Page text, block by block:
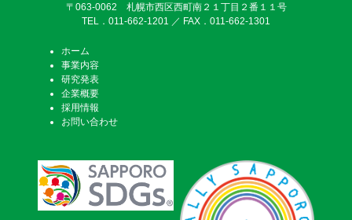
〒063-0062 札幌市西区西町南２１丁目２番１１号
TEL．011-662-1201 ／ FAX．011-662-1301
ホーム
事業内容
研究発表
企業概要
採用情報
お問い合わせ